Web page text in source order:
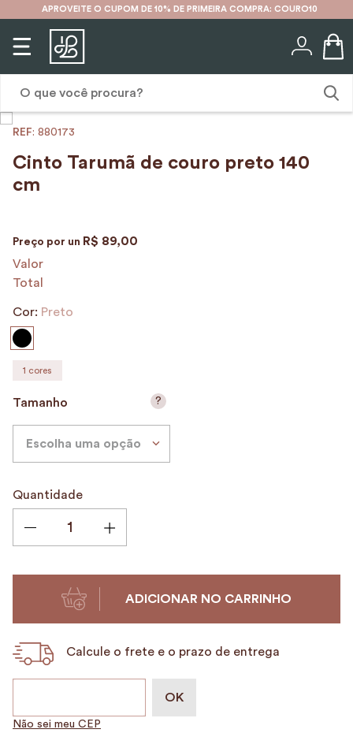
APROVEITE O CUPOM DE 10% DE PRIMEIRA COMPRA: COURO10
: 880173
Cinto Tarumã de couro preto 140
cm
Preço por un R$ 89,00
Valor
Total
Cor: Preto
1 cores
Tamanho
Escolha uma opção
?
Quantidade
ADICIONAR NO CARRINHO
Calcule o frete e o prazo de entrega
Não sei meu CEP
karina
2º
5º
6º
7 º
nécessaire
9º
10º alvorada